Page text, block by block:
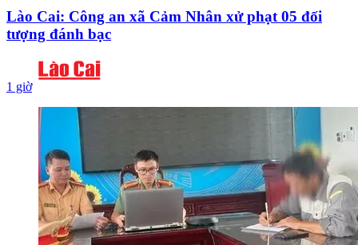
Lào Cai: Công an xã Cảm Nhân xử phạt 05 đối
tượng đánh bạc
1 giờ